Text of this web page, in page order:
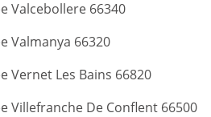
Valcebollere 66340
Valmanya 66320
Vernet Les Bains 66820
Villefranche De Conflent 66500